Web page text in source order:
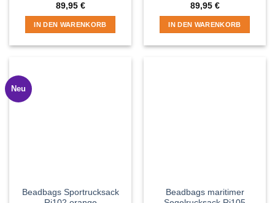
89,95 €
IN DEN WARENKORB
89,95 €
IN DEN WARENKORB
Neu
Beadbags Sportrucksack
Beadbags maritimer